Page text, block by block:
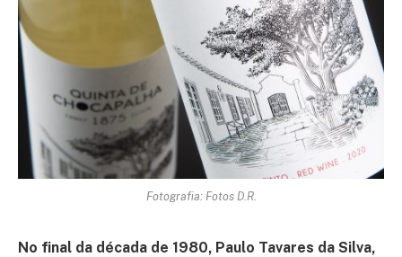
Fotografia: Fotos D.R.
No final da década de 1980, Paulo Tavares da Silva,